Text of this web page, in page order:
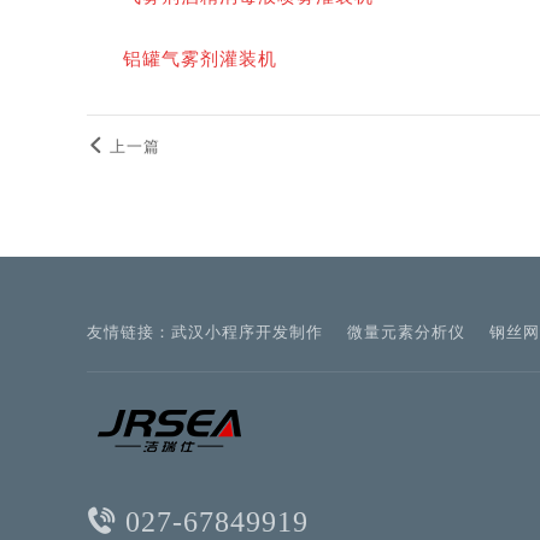
铝罐气雾剂灌装机
上一篇
友情链接： 武汉小程序开发制作 微量元素分析仪 钢丝
027-67849919